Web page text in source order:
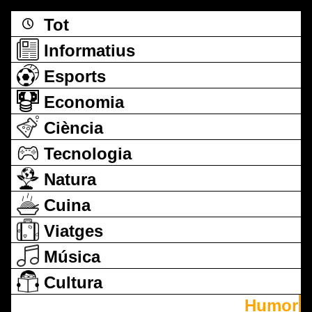
Tot
Informatius
Esports
Economia
Ciència
Tecnologia
Natura
Cuina
Viatges
Música
Cultura
Humor